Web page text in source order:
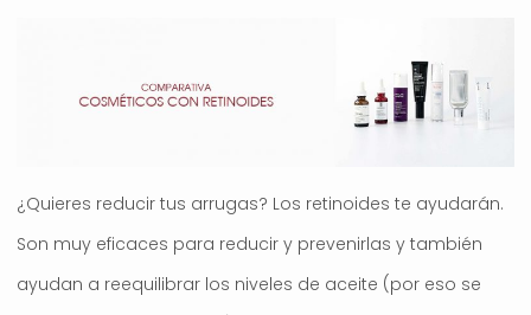
¿Quieres reducir tus arrugas? Los retinoides te ayudarán.
Son muy eficaces para reducir y prevenirlas y también
ayudan a reequilibrar los niveles de aceite (por eso se